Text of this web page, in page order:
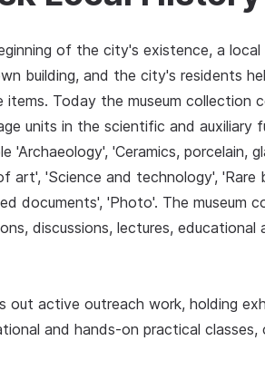
of the city's existence, a
building, and the city's residents
items. Today the museum
units in the scientific and auxiliary
'Archaeology', 'Ceramics, porcelain,
art', 'Science and technology',
documents', 'Photo'. The museum
discussions, lectures,
out active outreach work, holding
and hands-on practical